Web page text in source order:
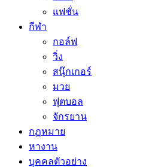
แฟชั่น
กีฬา
กอล์ฟ
วิ่ง
สนุ๊กเกอร์
มวย
ฟุตบอล
จักรยาน
กฏหมาย
หางาน
บุคคลตัวอย่าง